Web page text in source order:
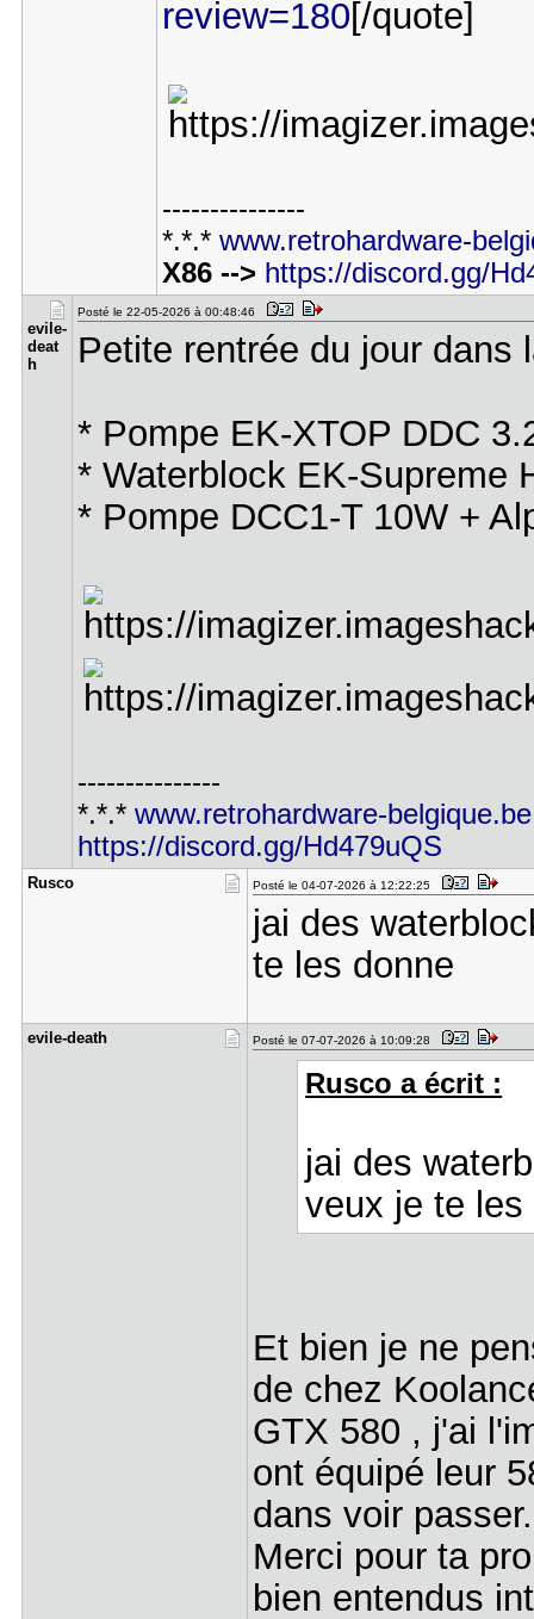
review=180[/quote]
---------------
*.*.* www.retrohardware-
X86 --> https://discord.gg/
evile-
deat​
h
Posté le 22-05-2026 à 00:48:46
Petite rentrée du jour dans
* Pompe EK-XTOP DDC
* Waterblock EK-Supreme
* Pompe DCC1-T 10W +
---------------
*.*.* www.retrohardware-belgique.be
https://discord.gg/Hd479uQS
Rusco Posté le 04-07-2026 à 12:22:25
jai des
te les donne
evile-deat​h Posté le 07-07-2026 à 10:09:28
Rusco a écrit :
jai des
veux je te les
Et bien je ne
de chez
GTX 580 , j'ai
ont équipé leur
dans voir passer.
Merci pour ta
bien entendus